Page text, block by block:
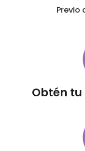
Previo
Obtén